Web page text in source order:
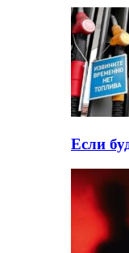
Если